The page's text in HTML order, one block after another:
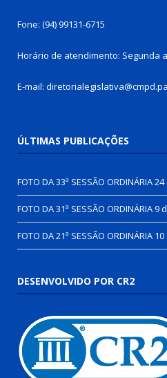
Fone: (94) 99131-6715
Horário de atendimento: Segunda
E-mail:
ÚLTIMAS PUBLICAÇÕES
FOTO DA 33ª SESSÃO ORDINÁRIA24
FOTO DA 31ª SESSÃO ORDINÁRIA9
FOTO DA 21ª SESSÃO ORDINÁRIA
DESENVOLVIDO POR CR2